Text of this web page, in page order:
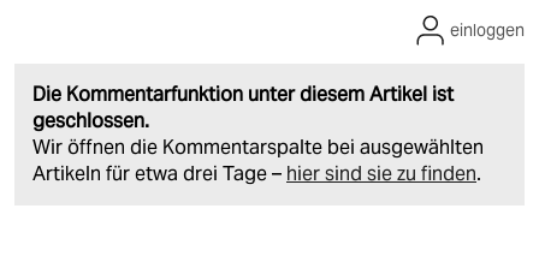
Die Kommentarfunktion unter diesem Artikel ist
geschlossen.
Wir öffnen die Kommentarspalte bei ausgewählten
Artikeln für etwa drei Tage – hier sind sie zu finden.
einloggen